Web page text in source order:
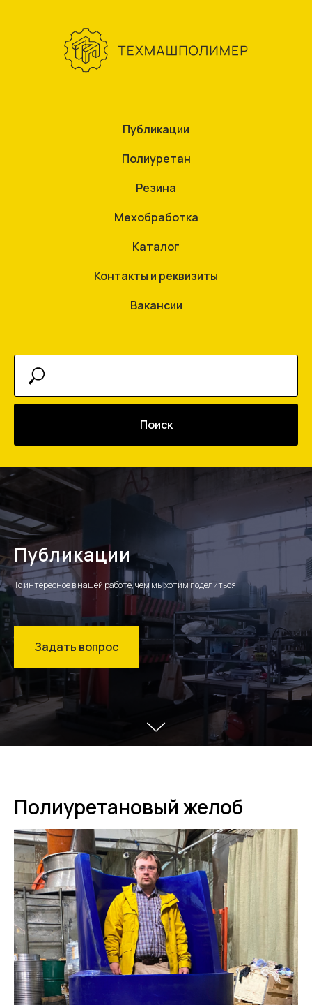
Публикации
Полиуретан
Резина
Мехобработка
Каталог
Контакты и реквизиты
Вакансии
Поиск
Публикации
То интересное в нашей работе, чем мы хотим поделиться
Задать вопрос
Полиуретановый желоб